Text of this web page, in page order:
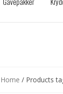
Home / Products